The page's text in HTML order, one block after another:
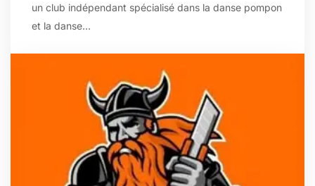
un club indépendant spécialisé dans la danse pompon
et la danse…